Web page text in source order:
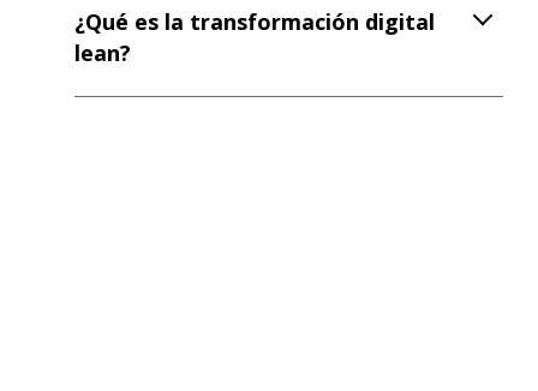
¿Qué es la transformación digital
lean?